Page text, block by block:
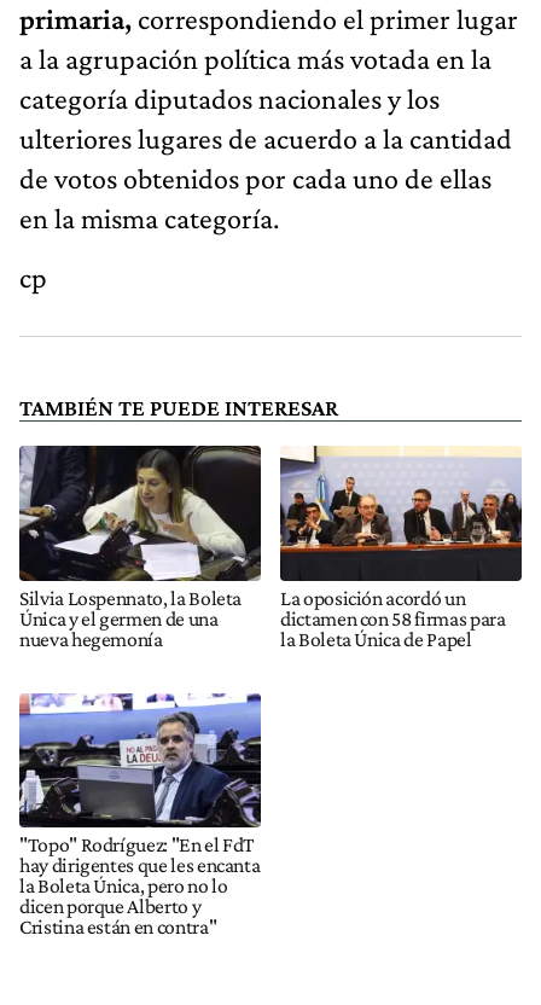
primaria, correspondiendo el primer lugar
a la agrupación política más votada en la
categoría diputados nacionales y los
ulteriores lugares de acuerdo a la cantidad
de votos obtenidos por cada uno de ellas
en la misma categoría.
cp
TAMBIÉN TE PUEDE INTERESAR
Silvia Lospennato, la Boleta
Única y el germen de una
nueva hegemonía
La oposición acordó un
dictamen con 58 firmas para
la Boleta Única de Papel
"Topo" Rodríguez: "En el FdT
hay dirigentes que les encanta
la Boleta Única, pero no lo
dicen porque Alberto y
Cristina están en contra"